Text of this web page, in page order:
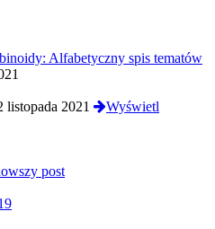
Alfabetyczny spis tematów
listopada 2021
Wyświetl
post